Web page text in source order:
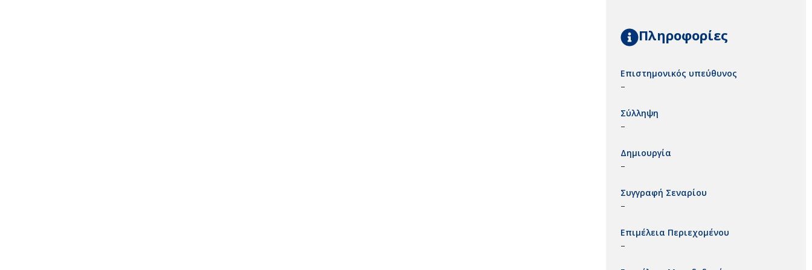
Πληροφορίες
Επιστημονικός υπεύθυνος
–
Σύλληψη
–
Δημιουργία
–
Συγγραφή Σεναρίου
–
Επιμέλεια Περιεχομένου
–